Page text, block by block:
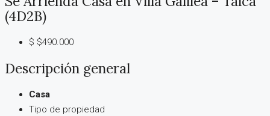
(4D2B)
$ $490.000
Descripción general
Casa
Tipo de propiedad